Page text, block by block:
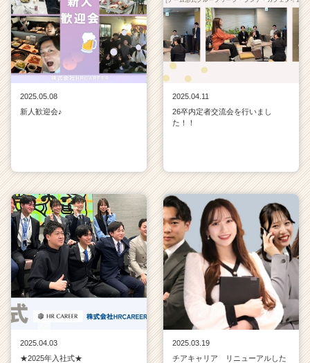
2025.05.08
新人歓迎会♪
2025.04.11
26卒内定者交流会を行いまし
た！！
2025.04.03
★2025年入社式★
2025.03.19
チアキャリア リニューアルした